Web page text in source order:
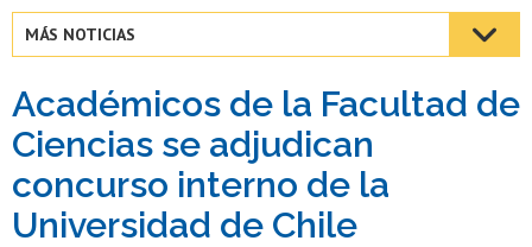
Estudiantes
Académicas/os
Funcionarias/os
Egresadas/os
MÁS NOTICIAS
Académicos de la Facultad de
Ciencias se adjudican
concurso interno de la
Universidad de Chile